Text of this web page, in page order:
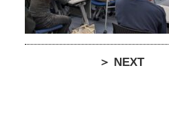
＞ NEXT